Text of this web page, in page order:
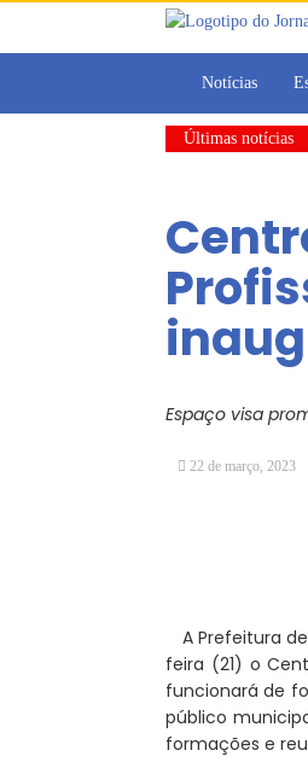
Notícias
Últimas notícias
Espaço visa
22 de março, 2023
A Prefeitura
feira (21) o
funcionará de
público
formações e